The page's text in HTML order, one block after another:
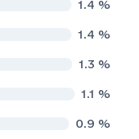
1.4 %
1.4 %
1.3 %
1.1 %
0.9 %